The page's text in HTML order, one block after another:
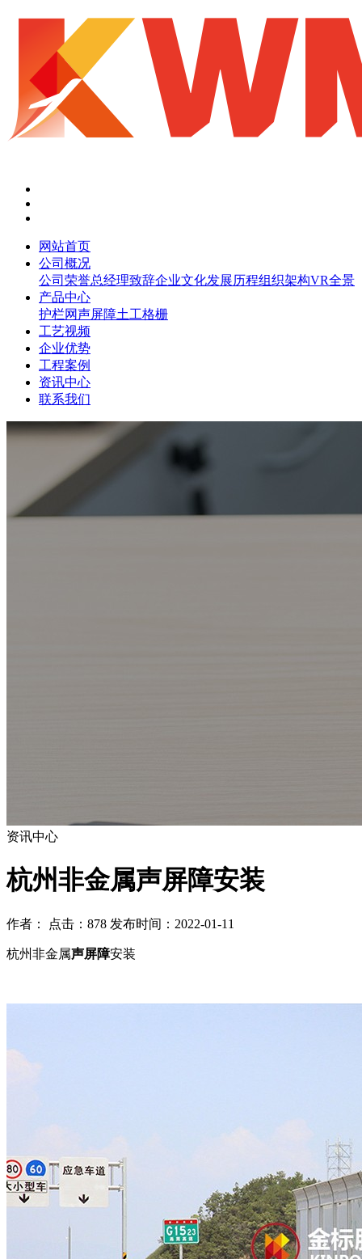
网站首页
公司概况
公司荣誉总经理致辞企业文化发展历程组织架构VR全景
产品中心
护栏网声屏障土工格栅
工艺视频
企业优势
工程案例
资讯中心
联系我们
资讯中心
杭州非金属声屏障安装
作者： 点击：878 发布时间：2022-01-11
杭州非金属声屏障安装